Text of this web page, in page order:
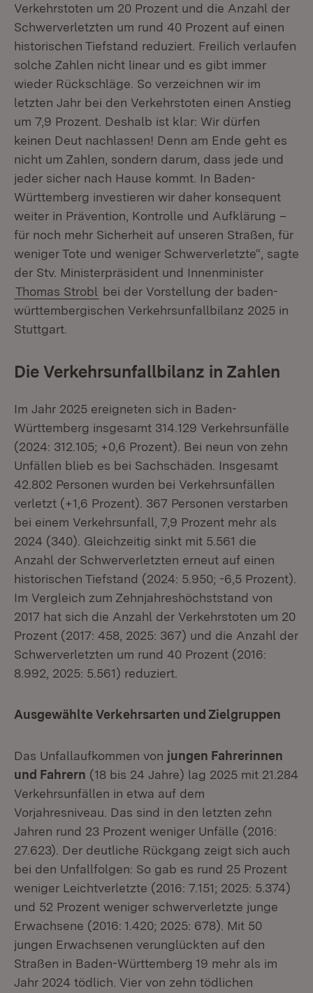
Verkehrstoten um 20 Prozent und die Anzahl der
Schwerverletzten um rund 40 Prozent auf einen
historischen Tiefstand reduziert. Freilich verlaufen
solche Zahlen nicht linear und es gibt immer
wieder Rückschläge. So verzeichnen wir im
letzten Jahr bei den Verkehrstoten einen Anstieg
um 7,9 Prozent. Deshalb ist klar: Wir dürfen
keinen Deut nachlassen! Denn am Ende geht es
nicht um Zahlen, sondern darum, dass jede und
jeder sicher nach Hause kommt. In Baden-
Württemberg investieren wir daher konsequent
weiter in Prävention, Kontrolle und Aufklärung –
für noch mehr Sicherheit auf unseren Straßen, für
weniger Tote und weniger Schwerverletzte“, sagte
der Stv. Ministerpräsident und Innenminister
Thomas Strobl bei der Vorstellung der baden-
württembergischen Verkehrsunfallbilanz 2025 in
Stuttgart.
Die Verkehrsunfallbilanz in Zahlen
Im Jahr 2025 ereigneten sich in Baden-
Württemberg insgesamt 314.129 Verkehrsunfälle
(2024: 312.105; +0,6 Prozent). Bei neun von zehn
Unfällen blieb es bei Sachschäden. Insgesamt
42.802 Personen wurden bei Verkehrsunfällen
verletzt (+1,6 Prozent). 367 Personen verstarben
bei einem Verkehrsunfall, 7,9 Prozent mehr als
2024 (340). Gleichzeitig sinkt mit 5.561 die
Anzahl der Schwerverletzten erneut auf einen
historischen Tiefstand (2024: 5.950; -6,5 Prozent).
Im Vergleich zum Zehnjahreshöchststand von
2017 hat sich die Anzahl der Verkehrstoten um 20
Prozent (2017: 458, 2025: 367) und die Anzahl der
Schwerverletzten um rund 40 Prozent (2016:
8.992, 2025: 5.561) reduziert.
Ausgewählte Verkehrsarten und Zielgruppen
Das Unfallaufkommen von jungen Fahrerinnen
und Fahrern (18 bis 24 Jahre) lag 2025 mit 21.284
Verkehrsunfällen in etwa auf dem
Vorjahresniveau. Das sind in den letzten zehn
Jahren rund 23 Prozent weniger Unfälle (2016:
27.623). Der deutliche Rückgang zeigt sich auch
bei den Unfallfolgen: So gab es rund 25 Prozent
weniger Leichtverletzte (2016: 7.151; 2025: 5.374)
und 52 Prozent weniger schwerverletzte junge
Erwachsene (2016: 1.420; 2025: 678). Mit 50
jungen Erwachsenen verunglückten auf den
Straßen in Baden-Württemberg 19 mehr als im
Jahr 2024 tödlich. Vier von zehn tödlichen